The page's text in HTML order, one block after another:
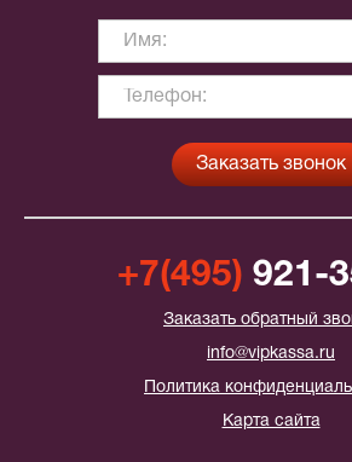
+7(495) 921-
Заказать обратный
info@vipkassa.ru
Политика
Карта сайта